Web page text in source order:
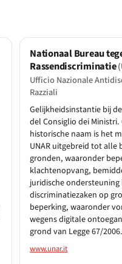
Nationaal Bureau
Rassendiscriminatie
Ufficio Nazionale
Razziali
Gelijkheidsinstantie bij
del Consiglio dei Ministri.
historische naam is het
UNAR uitgebreid tot alle
gronden, waaronder
klachtenopvang,
juridische ondersteuning
discriminatiezaken op
beperking, waaronder
wegens digitale
grond van Legge 67/2006.
www.unar.it